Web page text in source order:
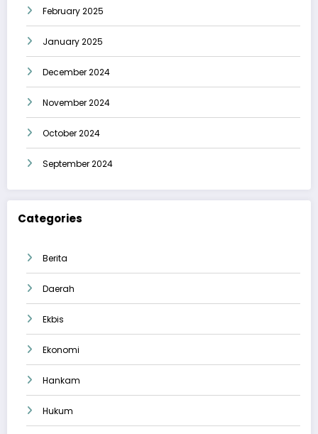
February 2025
January 2025
December 2024
November 2024
October 2024
September 2024
Categories
Berita
Daerah
Ekbis
Ekonomi
Hankam
Hukum